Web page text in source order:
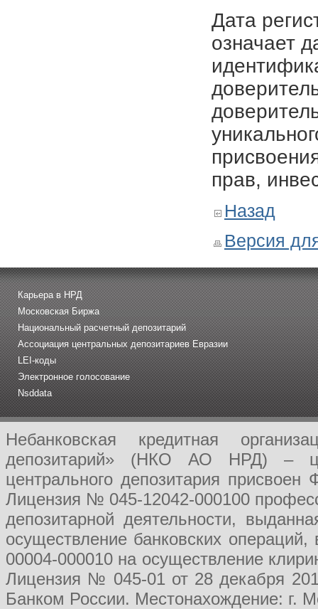
Дата
означает
прав,
Назад
Версия
Карьера в НРД
Московская Биржа
Национальный расчетный депозитарий
Ассоциация центральных депозитариев Евразии
LEI-коды
Электронное голосование
Nsddata
Небанковская кредитная
депозитарий» (НКО АО НРД) –
центрального депозитария
Лицензия № 045-12042-000100
депозитарной деятельности,
осуществление банковских
00004-000010 на осуществление
Лицензия № 045-01 от 28 декабря
Банком России. Местонахождение: г.